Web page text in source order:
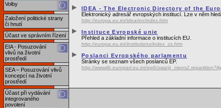
Volby
Založení politické strany
či hnutí
Účast ve správním řízení
EIA - Posuzování
vlivů na životní
prostředí
SEA – Posuzování vlivů
koncepcí na životní
prostředí
Účast při vydávání
integrovaného
povolení
IDEA - The Electronic Directory of the
Elektronický adresář evropských institucí. Lze v něm
http://europa.eu.int/idea/en/index.htm
Instituce Evropské unie
Přehled a základní informace o institucích EU.
http://europa.eu.int/institutions/index_cs.htm
Poslanci Evropského parlamentu
Stránky se seznam všech poslanců EP.
http://wwwdb.europarl.eu.int/ep6/owa/